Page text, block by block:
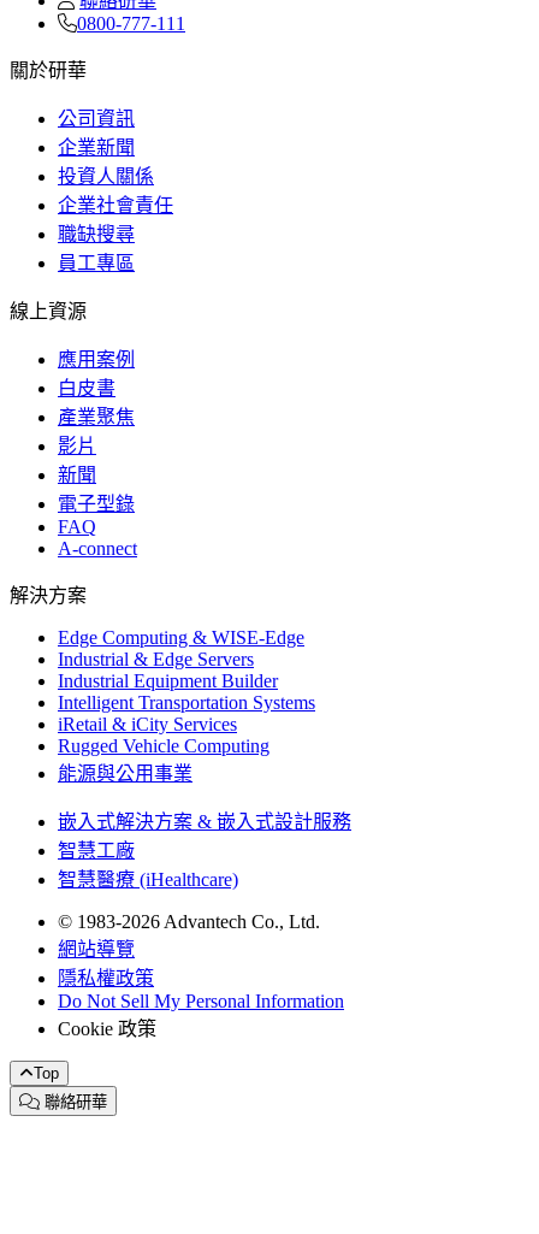
0800-777-111
關於研華
公司資訊
企業新聞
投資人關係
企業社會責任
職缺搜尋
員工專區
線上資源
應用案例
白皮書
產業聚焦
影片
新聞
電子型錄
FAQ
A-connect
解決方案
Edge Computing & WISE-Edge
Industrial & Edge Servers
Industrial Equipment Builder
Intelligent Transportation Systems
iRetail & iCity Services
Rugged Vehicle Computing
能源與公用事業
嵌入式解決方案 & 嵌入式設計服務
智慧工廠
智慧醫療 (iHealthcare)
© 1983-2026 Advantech Co., Ltd.
網站導覽
隱私權政策
Do Not Sell My Personal Information
Cookie 政策
Top
聯絡研華